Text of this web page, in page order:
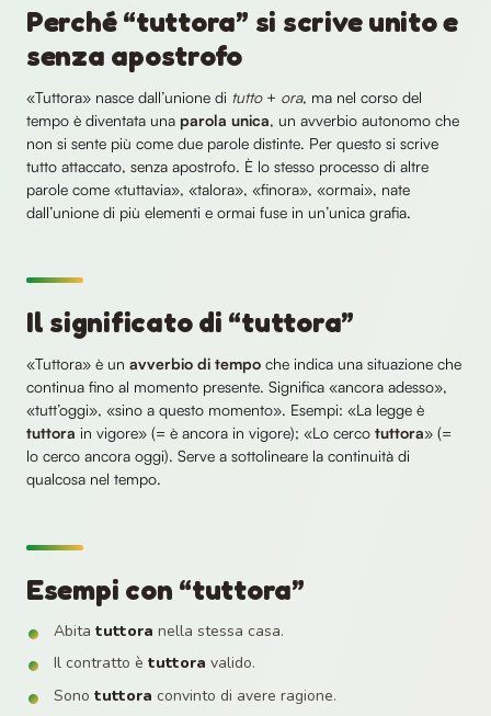
Perché “tuttora” si scrive unito e
senza apostrofo
«Tuttora» nasce dall’unione di tutto+ ora, ma nel corso del
tempo è diventata una parola unica, un avverbio autonomo che
non si sente più come due parole distinte. Per questo si scrive
tutto attaccato, senza apostrofo. È lo stesso processo di altre
parole come «tuttavia», «talora», «finora», «ormai», nate
dall’unione di più elementi e ormai fuse in un’unica grafia.
Il significato di “tuttora”
«Tuttora» è un avverbio di tempo che indica una situazione che
continua fino al momento presente. Significa «ancora adesso»,
«tutt’oggi», «sino a questo momento». Esempi: «La legge è
tuttora in vigore» (= è ancora in vigore); «Lo cerco tuttora» (=
lo cerco ancora oggi). Serve a sottolineare la continuità di
qualcosa nel tempo.
Esempi con “tuttora”
Abitatuttora nella stessa casa.
Il contratto ètuttora valido.
Sonotuttora convinto di avere ragione.